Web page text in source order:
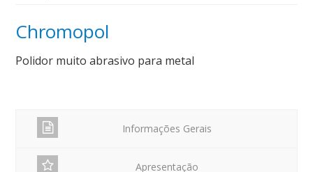
Chromopol
Polidor muito abrasivo para metal
Informações Gerais
Apresentação